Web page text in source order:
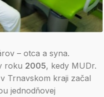
– otca a syna.
roku 2005, kedy MUDr.
Trnavskom kraji začal
jednodňovej